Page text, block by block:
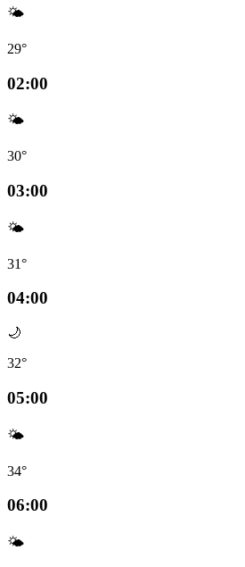
🌤️
29°
02:00
🌤️
30°
03:00
🌤️
31°
04:00
🌙
32°
05:00
🌤️
34°
06:00
🌤️